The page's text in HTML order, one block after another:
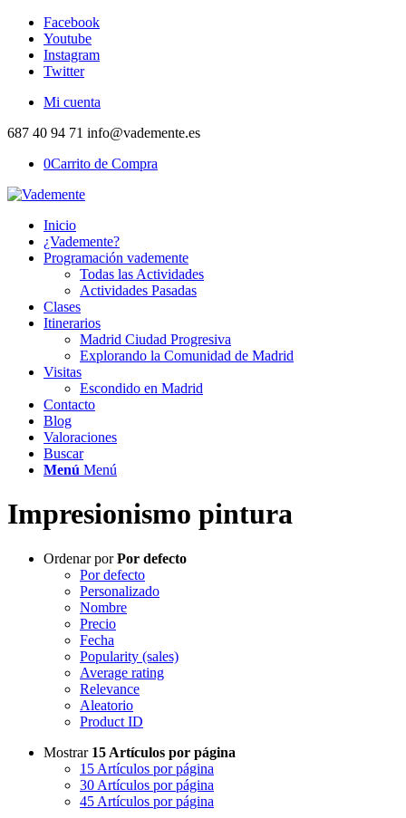
Facebook
Youtube
Instagram
Twitter
Mi cuenta
687 40 94 71 info@vademente.es
0Carrito de Compra
Inicio
¿Vademente?
Programación vademente
Todas las Actividades
Actividades Pasadas
Clases
Itinerarios
Madrid Ciudad Progresiva
Explorando la Comunidad de Madrid
Visitas
Escondido en Madrid
Contacto
Blog
Valoraciones
Buscar
Menú Menú
Impresionismo pintura
Ordenar porPor defecto
Por defecto
Personalizado
Nombre
Precio
Fecha
Popularity (sales)
Average rating
Relevance
Aleatorio
Product ID
Mostrar 15 Artículos por página
15 Artículos por página
30 Artículos por página
45 Artículos por página